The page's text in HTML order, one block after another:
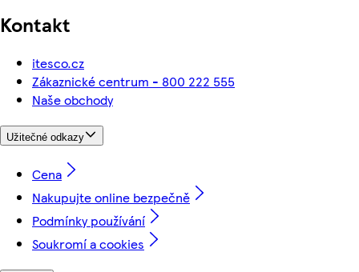
Kontakt
itesco.cz
Zákaznické centrum - 800 222 555
Naše obchody
Užitečné odkazy
Cena
Nakupujte online bezpečně
Podmínky používání
Soukromí a cookies